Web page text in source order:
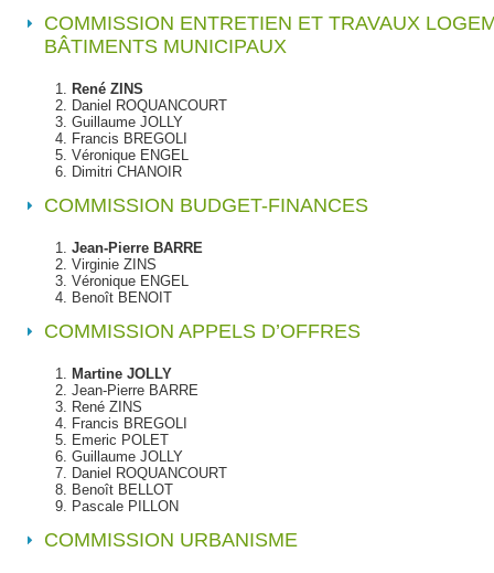
COMMISSION ENTRETIEN ET TRAVAUX
BÂTIMENTS MUNICIPAUX
René ZINS
Daniel ROQUANCOURT
Guillaume JOLLY
Francis BREGOLI
Véronique ENGEL
Dimitri CHANOIR
COMMISSION BUDGET-FINANCES
Jean-Pierre BARRE
Virginie ZINS
Véronique ENGEL
Benoît BENOIT
COMMISSION APPELS D’OFFRES
Martine JOLLY
Jean-Pierre BARRE
René ZINS
Francis BREGOLI
Emeric POLET
Guillaume JOLLY
Daniel ROQUANCOURT
Benoît BELLOT
Pascale PILLON
COMMISSION URBANISME